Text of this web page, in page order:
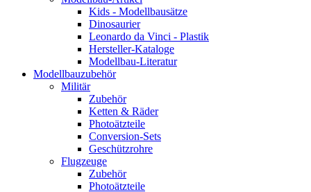
Kids - Modellbausätze
Dinosaurier
Leonardo da Vinci - Plastik
Hersteller-Kataloge
Modellbau-Literatur
Modellbauzubehör
Militär
Zubehör
Ketten & Räder
Photoätzteile
Conversion-Sets
Geschützrohre
Flugzeuge
Zubehör
Photoätzteile